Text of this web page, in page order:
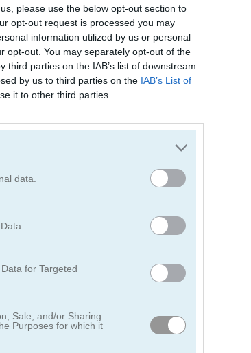
please use the below opt-out section to
opt-out request is processed you may
information utilized by us or personal
opt-out. You may separately opt-out of the
parties on the IAB’s list of downstream
by us to third parties on the IAB’s List of
it to other third parties.
data.
for Targeted
Sale, and/or Sharing
Purposes for which it
Juegos De Ajedrez
Juegos De Ludo
emoción de la mesa directamente a tu
3D